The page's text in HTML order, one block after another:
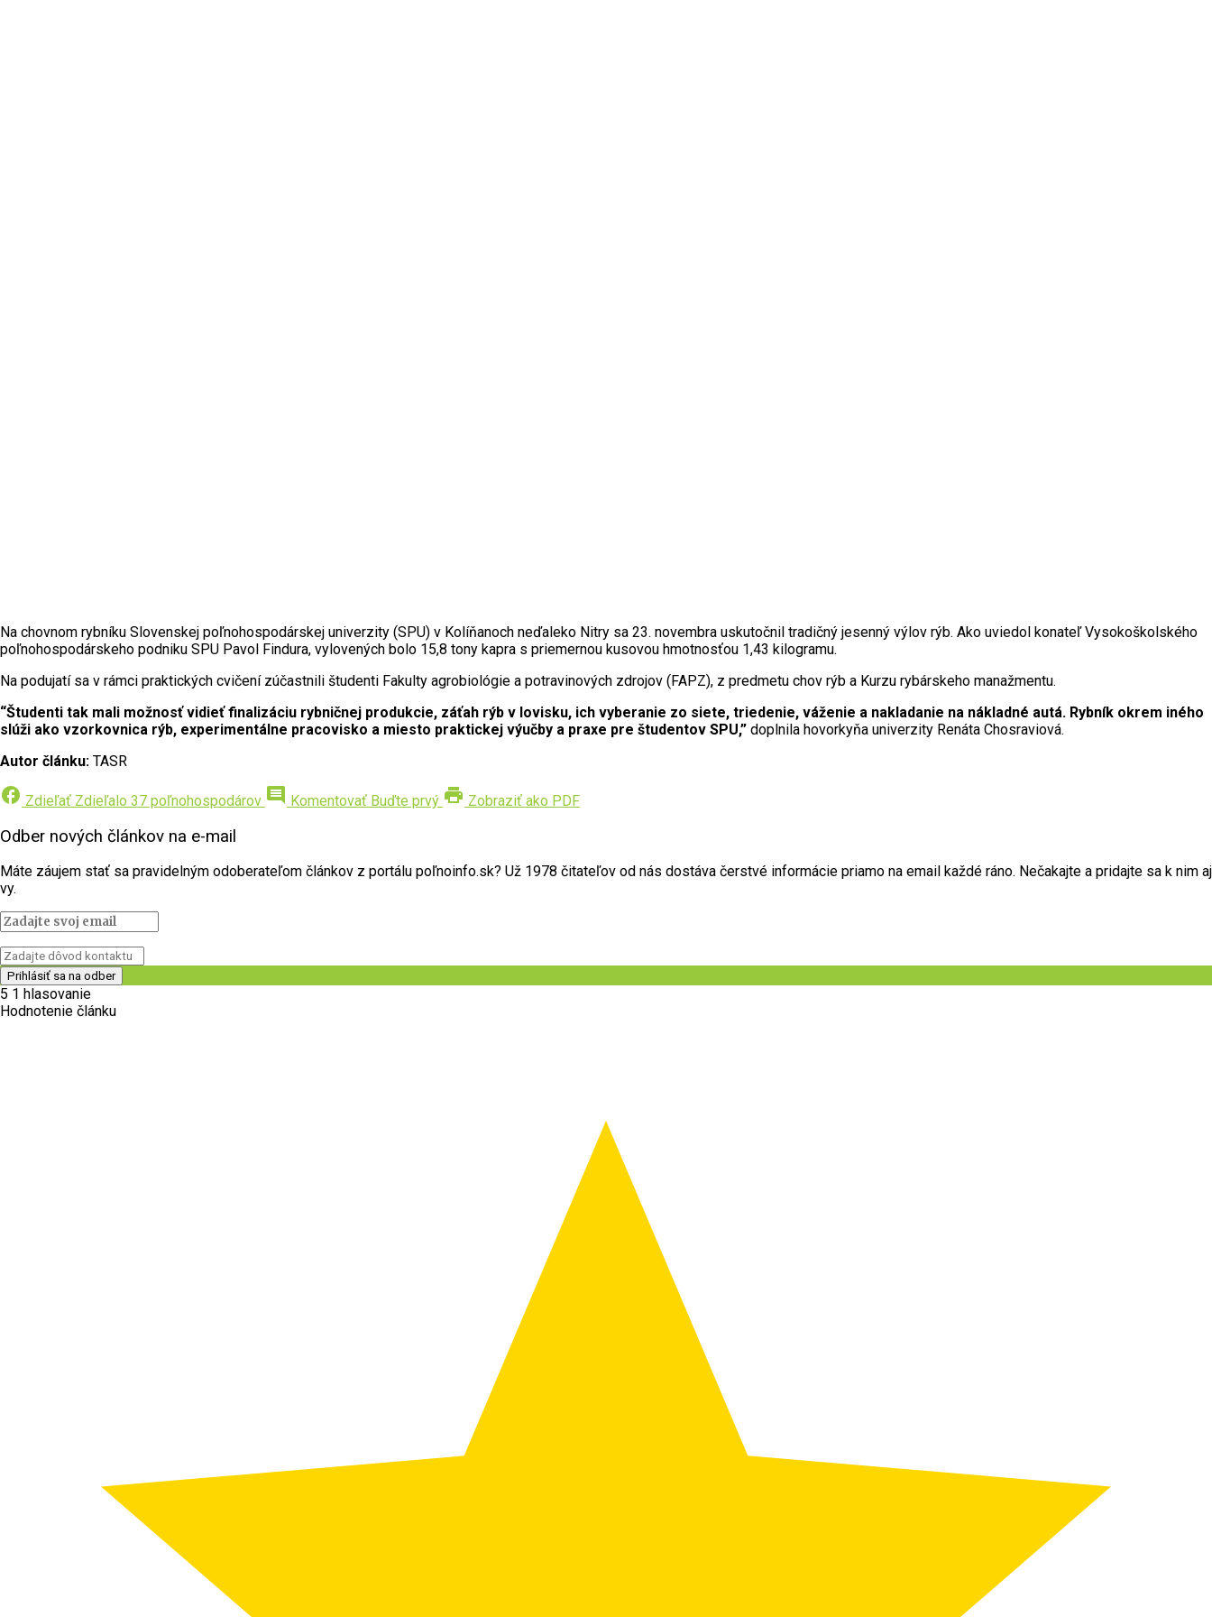
Na chovnom rybníku Slovenskej poľnohospodárskej univerzity (SPU) v Kolíňanoch neďaleko Nitry sa 23. novembra uskutočnil tradičný jesenný výlov rýb. Ako uviedol konateľ Vysokoškolského
poľnohospodárskeho podniku SPU Pavol Findura, vylovených bolo 15,8 tony kapra s priemernou kusovou hmotnosťou 1,43 kilogramu.
Na podujatí sa v rámci praktických cvičení zúčastnili študenti Fakulty agrobiológie a potravinových zdrojov (FAPZ), z predmetu chov rýb a Kurzu rybárskeho manažmentu.
“Študenti tak mali možnosť vidieť finalizáciu rybničnej produkcie, záťah rýb v lovisku, ich vyberanie zo siete, triedenie, váženie a nakladanie na nákladné autá. Rybník okrem iného
slúži ako vzorkovnica rýb, experimentálne pracovisko a miesto praktickej výučby a praxe pre študentov SPU,” doplnila hovorkyňa univerzity Renáta Chosraviová.
Autor článku: TASR
facebook Zdieľať Zdieľalo 37 poľnohospodárov comment Komentovať Buďte prvý print Zobraziť ako PDF
Odber nových článkov na e-mail
Máte záujem stať sa pravidelným odoberateľom článkov z portálu poľnoinfo.sk? Už 1978 čitateľov od nás dostáva čerstvé informácie priamo na email každé ráno. Nečakajte a pridajte sa k nim aj
vy.
5 1 hlasovanie
Hodnotenie článku